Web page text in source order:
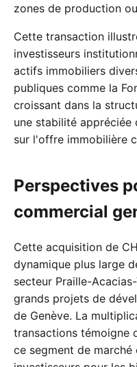
zones de production
Cette transaction
investisseurs
actifs immobiliers
publiques comme la
croissant dans la
une stabilité appréciée
sur l'offre immobilière
Perspectives
commercial
Cette acquisition de
dynamique plus large
secteur Praille-
grands projets de
de Genève. La
transactions témoigne
ce segment de